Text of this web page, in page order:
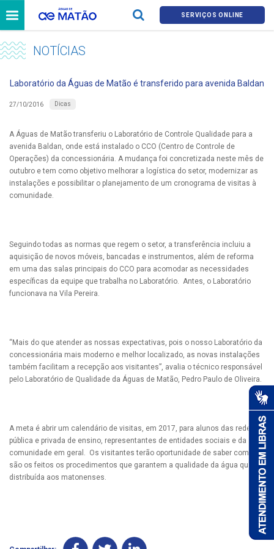
SERVIÇOS ONLINE
NOTÍCIAS
Laboratório da Águas de Matão é transferido para avenida Baldan
27/10/2016 Dicas
A Águas de Matão transferiu o Laboratório de Controle Qualidade para a
avenida Baldan, onde está instalado o CCO (Centro de Controle de
Operações) da concessionária. A mudança foi concretizada neste mês de
outubro e tem como objetivo melhorar a logística do setor, modernizar as
instalações e possibilitar o planejamento de um cronograma de visitas à
comunidade.
Seguindo todas as normas que regem o setor, a transferência incluiu a
aquisição de novos móveis, bancadas e instrumentos, além de reforma
em uma das salas principais do CCO para acomodar as necessidades
específicas da equipe que trabalha no Laboratório. Antes, o Laboratório
funcionava na Vila Pereira.
“Mais do que atender as nossas expectativas, pois o nosso Laboratório da
concessionária mais moderno e melhor localizado, as novas instalações
também facilitam a recepção aos visitantes”, avalia o técnico responsável
pelo Laboratório de Qualidade da Águas de Matão, Pedro Paulo de Oliveira.
A meta é abrir um calendário de visitas, em 2017, para alunos das redes
pública e privada de ensino, representantes de entidades sociais e da
comunidade em geral. Os visitantes terão oportunidade de saber como
são os feitos os procedimentos que garantem a qualidade da água que é
distribuída aos matonenses.